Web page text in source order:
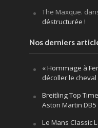
The Maxque.
déstructurée !
Nos derniers
« Hommage à
décoller le cheval
Breitling Top
Aston Martin DB5
Le Mans Classic